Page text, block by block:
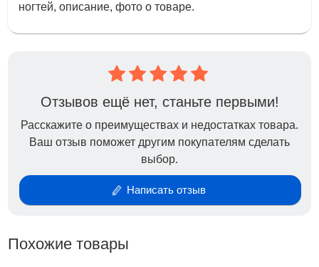
ногтей, описание, фото о товаре.
Отзывов ещё нет, станьте первыми!
Расскажите о преимуществах и недостатках товара.
Ваш отзыв поможет другим покупателям сделать
выбор.
Написать отзыв
Похожие товары